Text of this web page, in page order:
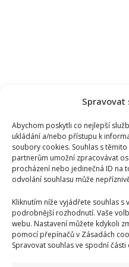
Spravovat
Abychom poskytli co nejlepší
ukládání a/nebo přístupu k
soubory cookies. Souhlas s
partnerům umožní zpracovávat
procházení nebo jedinečná ID na
odvolání souhlasu může
Kliknutím níže vyjádřete souhlas
podrobnější rozhodnutí. Vaše
webu. Nastavení můžete kdykoli
pomocí přepínačů v Zásadách
Spravovat souhlas ve spodní části